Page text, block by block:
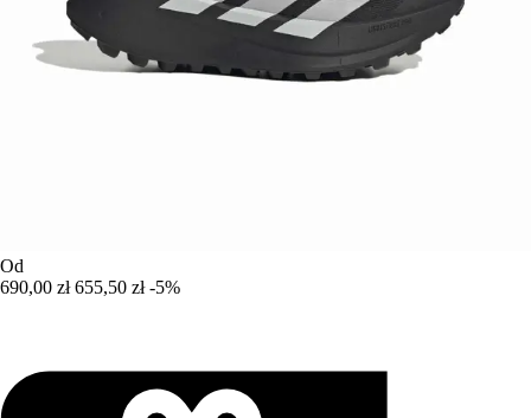
Od
690,00 zł 655,50 zł -5%